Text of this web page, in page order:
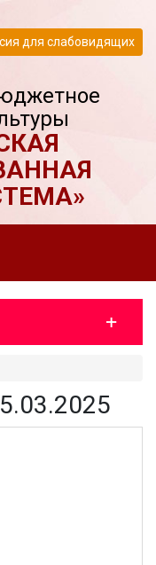
для слабовидящих